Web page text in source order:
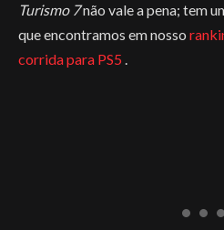
Turismo 7não vale a pena; tem
que encontramos em nosso
corrida para PS5.